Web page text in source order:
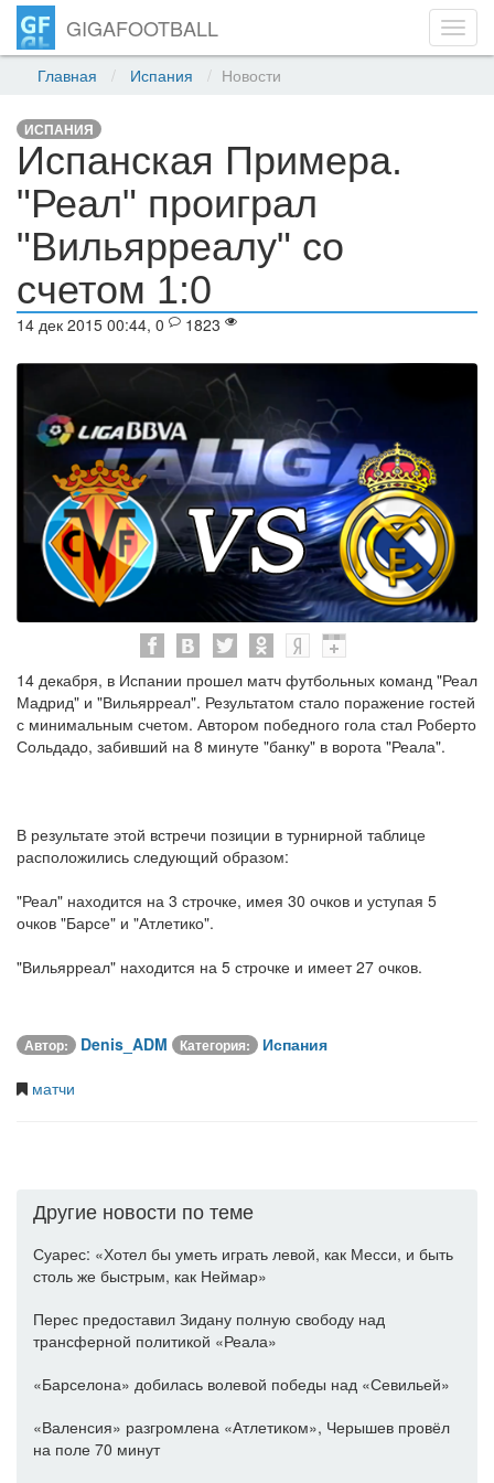
GIGAFOOTBALL
Главная Испания Новости
ИСПАНИЯ
Испанская Примера.
"Реал" проиграл
"Вильярреалу" со
счетом 1:0
14 дек 2015 00:44, 0 1823
14 декабря, в Испании прошел матч футбольных команд "Реал
Мадрид" и "Вильярреал". Результатом стало поражение гостей
с минимальным счетом. Автором победного гола стал Роберто
Сольдадо, забивший на 8 минуте "банку" в ворота "Реала".
В результате этой встречи позиции в турнирной таблице
расположились следующий образом:
"Реал" находится на 3 строчке, имея 30 очков и уступая 5
очков "Барсе" и "Атлетико".
"Вильярреал" находится на 5 строчке и имеет 27 очков.
Автор: Denis_ADM Категория:
Испания
матчи
Другие новости по теме
Суарес: «Хотел бы уметь играть левой, как Месси, и быть
столь же быстрым, как Неймар»
Перес предоставил Зидану полную свободу над
трансферной политикой «Реала»
«Барселона» добилась волевой победы над «Севильей»
«Валенсия» разгромлена «Атлетиком», Черышев провёл
на поле 70 минут